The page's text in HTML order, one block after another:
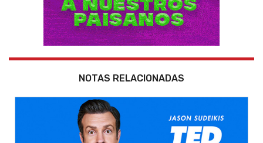
NOTAS RELACIONADAS